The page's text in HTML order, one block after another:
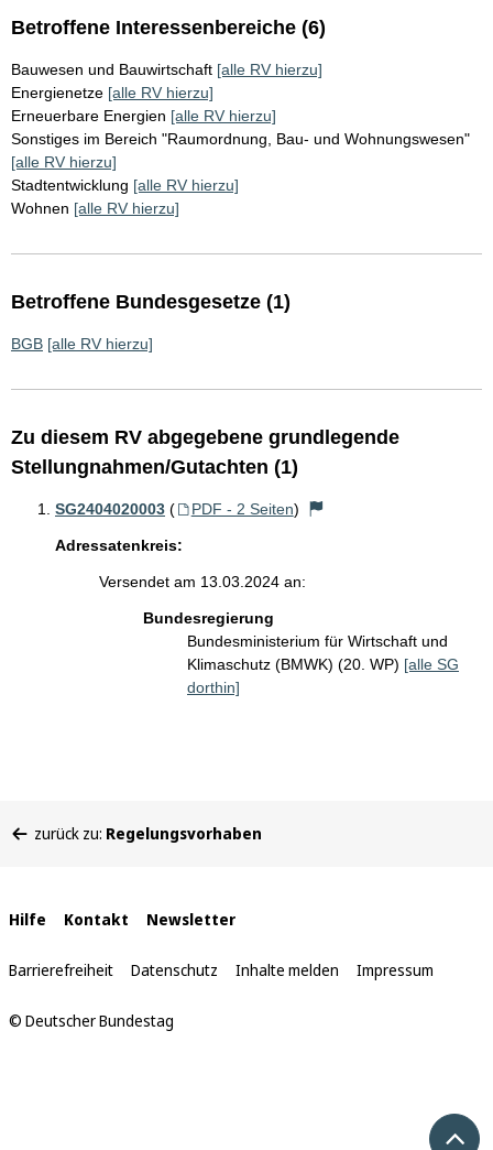
Betroffene Interessenbereiche (6)
Bauwesen und Bauwirtschaft [alle RV hierzu]
Energienetze [alle RV hierzu]
Erneuerbare Energien [alle RV hierzu]
Sonstiges im Bereich "Raumordnung, Bau- und Wohnungswesen"
[alle RV hierzu]
Stadtentwicklung [alle RV hierzu]
Wohnen [alle RV hierzu]
Betroffene Bundesgesetze (1)
BGB [alle RV hierzu]
Zu diesem RV abgegebene grundlegende
Stellungnahmen/Gutachten (1)
SG2404020003 ( PDF - 2 Seiten)
Adressatenkreis:
Versendet am 13.03.2024 an:
Bundesregierung
Bundesministerium für Wirtschaft und
Klimaschutz (BMWK) (20. WP) [alle SG
dorthin]
befinden
zurück zu: Regelungsvorhaben
Interne
Links
Hilfe Kontakt Newsletter
Barrierefreiheit Datenschutz Inhalte melden Impressum
© Deutscher Bundestag